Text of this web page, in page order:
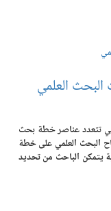
العلمي
تتعدد عناصر خطة بحث
البحث العلمي على خطة
يتمكن الباحث من تحديد